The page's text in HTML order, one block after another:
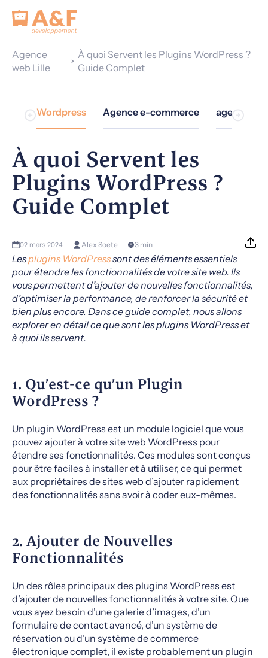
Agence
web Lille
À quoi Servent les Plugins WordPress ?
Guide Complet
Wordpress Agence e-commerce agence
À quoi Servent les
Plugins WordPress ?
Guide Complet
02 mars 2024 Alex Soete 3 min
Lesplugins WordPresssont des éléments essentiels
pour étendre les fonctionnalités de votre site web. Ils
vous permettent d’ajouter de nouvelles fonctionnalités,
d’optimiser la performance, de renforcer la sécurité et
bien plus encore. Dans ce guide complet, nous allons
explorer en détail ce que sont les plugins WordPress et
à quoi ils servent.
1. Qu’est-ce qu’un Plugin
WordPress ?
Un plugin WordPress est un module logiciel que vous
pouvez ajouter à votre site web WordPress pour
étendre ses fonctionnalités. Ces modules sont conçus
pour être faciles à installer et à utiliser, ce qui permet
aux propriétaires de sites web d’ajouter rapidement
des fonctionnalités sans avoir à coder eux-mêmes.
2. Ajouter de Nouvelles
Fonctionnalités
Un des rôles principaux des plugins WordPress est
d’ajouter de nouvelles fonctionnalités à votre site. Que
vous ayez besoin d’une galerie d’images, d’un
formulaire de contact avancé, d’un système de
réservation ou d’un système de commerce
électronique complet, il existe probablement un plugin